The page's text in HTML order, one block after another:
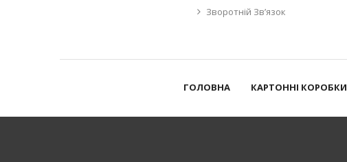
Зворотній Зв’язок
ГОЛОВНА КАРТОННІ КОРОБКИ